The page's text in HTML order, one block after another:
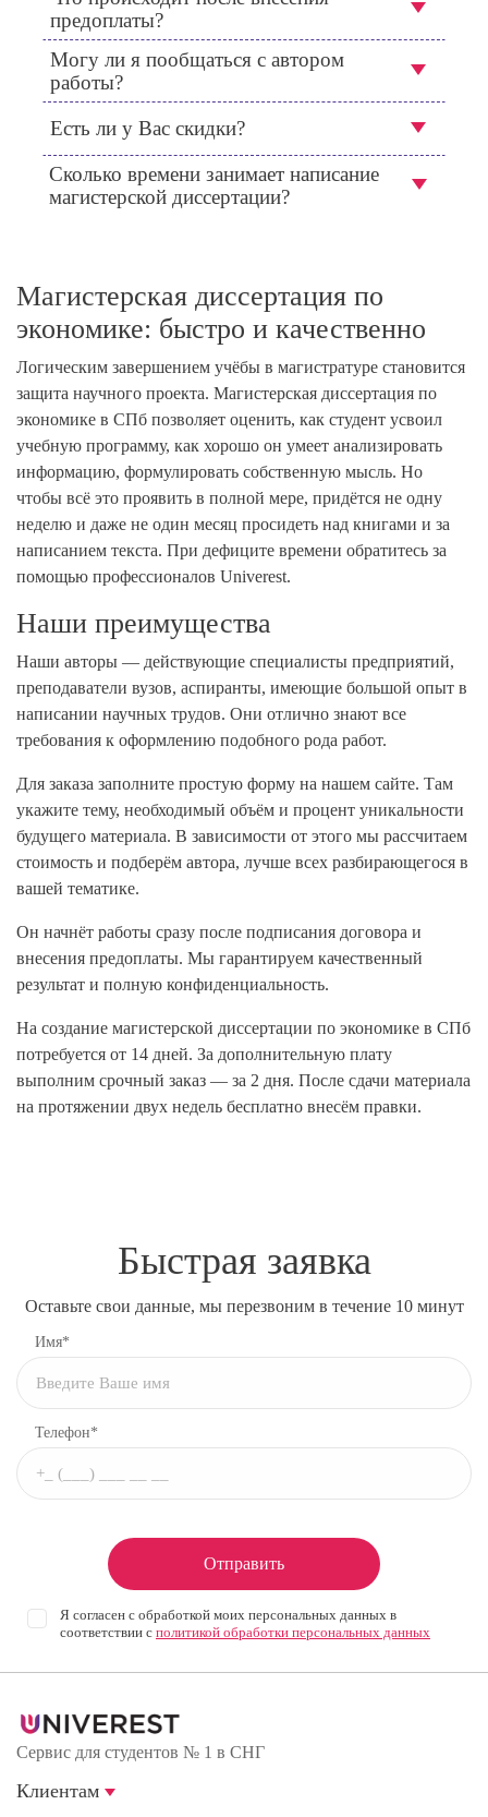
предоплаты?
Могу ли я пообщаться с автором
работы?
Есть ли у Вас скидки?
Сколько времени занимает написание
магистерской диссертации?
Магистерская диссертация по
экономике: быстро и качественно
Логическим завершением учёбы в магистратуре становится
защита научного проекта. Магистерская диссертация по
экономике в СПб позволяет оценить, как студент усвоил
учебную программу, как хорошо он умеет анализировать
информацию, формулировать собственную мысль. Но
чтобы всё это проявить в полной мере, придётся не одну
неделю и даже не один месяц просидеть над книгами и за
написанием текста. При дефиците времени обратитесь за
помощью профессионалов Univerest.
Наши преимущества
Наши авторы — действующие специалисты предприятий,
преподаватели вузов, аспиранты, имеющие большой опыт в
написании научных трудов. Они отлично знают все
требования к оформлению подобного рода работ.
Для заказа заполните простую форму на нашем сайте. Там
укажите тему, необходимый объём и процент уникальности
будущего материала. В зависимости от этого мы рассчитаем
стоимость и подберём автора, лучше всех разбирающегося в
вашей тематике.
Он начнёт работы сразу после подписания договора и
внесения предоплаты. Мы гарантируем качественный
результат и полную конфиденциальность.
На создание магистерской диссертации по экономике в СПб
потребуется от 14 дней. За дополнительную плату
выполним срочный заказ — за 2 дня. После сдачи материала
на протяжении двух недель бесплатно внесём правки.
Быстрая заявка
Оставьте свои данные, мы перезвоним в течение 10 минут
Имя*
Телефон*
Отправить
Я согласен с обработкой моих персональных данных в
соответствии с политикой обработки персональных данных
Сервис для студентов № 1 в СНГ
Клиентам